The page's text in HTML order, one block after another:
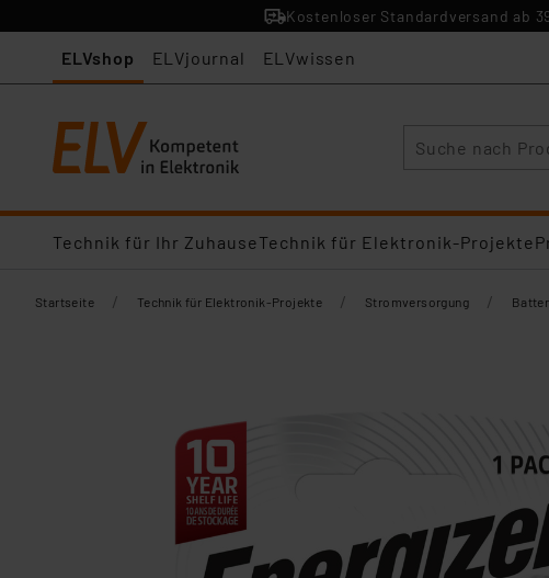
Kostenloser Standardversand ab
ELVshop ELVjournal ELVwissen
Technik für Ihr ZuhauseTechnik für Elektronik-Projekte
Startseite / Technik für Elektronik-Projekte / Stromversorgung /